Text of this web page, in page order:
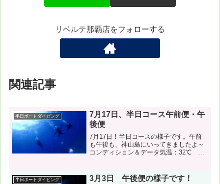
リベルテ那覇店をフォローする
関連記事
半日ボートダイビング
7月17日、半日コース午前便・午
後便
7月17日！半日コースの様子です。午前
も午後も、神山島にいってきましたよ～
コンディション＆データ気温：32℃ ス
プ） 風速：m 波：m 透明度m 水温:
半日ボートダイビング 3月3日 午後便の様子です！